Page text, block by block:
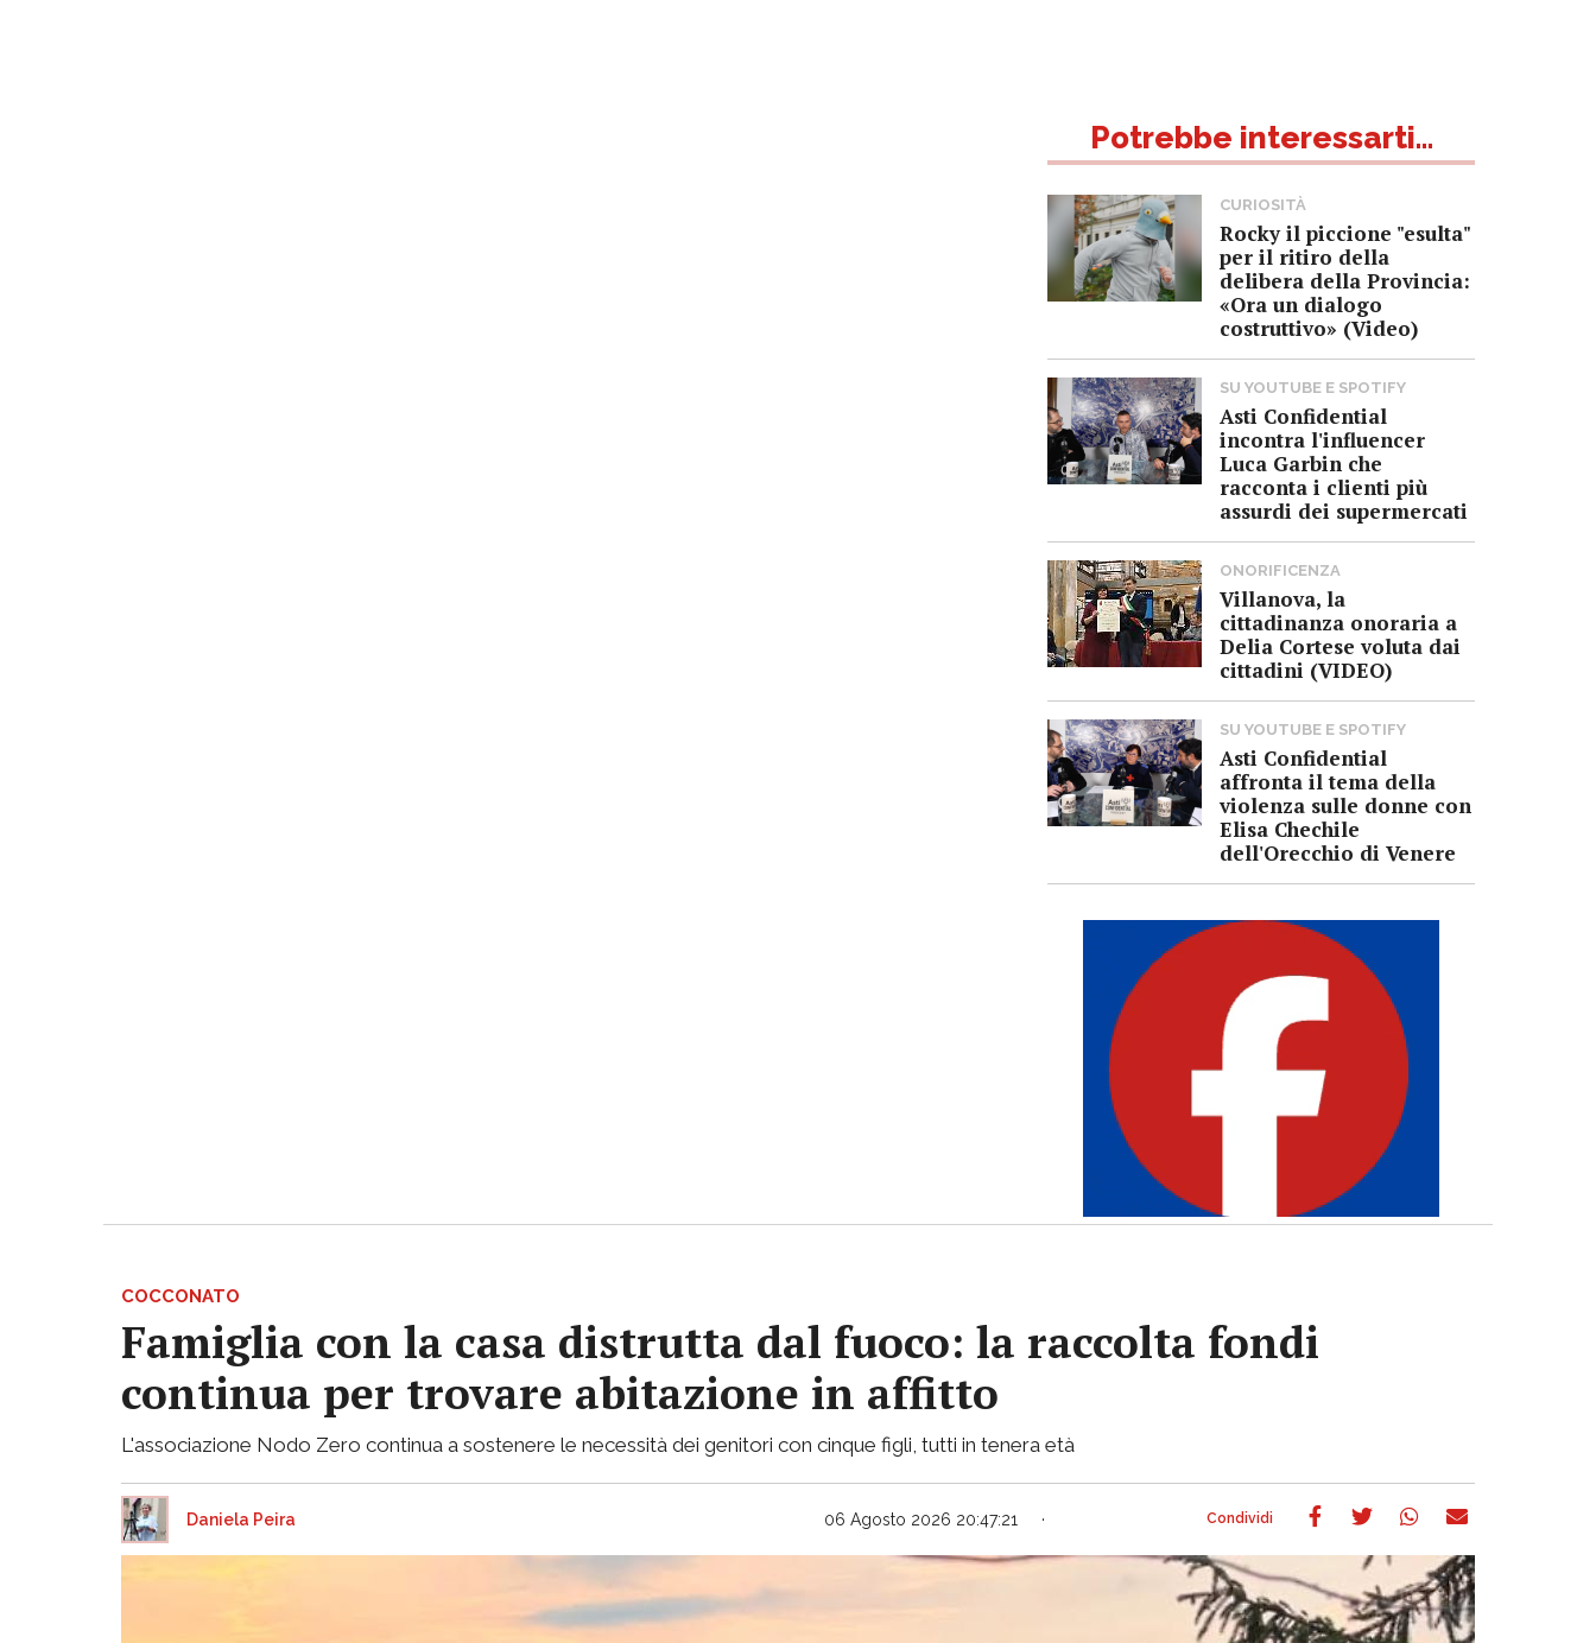
Potrebbe interessarti...
CURIOSITÀ
Rocky il piccione "esulta"
per il ritiro della
delibera della Provincia:
«Ora un dialogo
costruttivo» (Video)
SU YOUTUBE E SPOTIFY
Asti Confidential
incontra l'influencer
Luca Garbin che
racconta i clienti più
assurdi dei supermercati
ONORIFICENZA
Villanova, la
cittadinanza onoraria a
Delia Cortese voluta dai
cittadini (VIDEO)
SU YOUTUBE E SPOTIFY
Asti Confidential
affronta il tema della
violenza sulle donne con
Elisa Chechile
dell'Orecchio di Venere
COCCONATO
Famiglia con la casa distrutta dal fuoco: la raccolta fondi
continua per trovare abitazione in affitto
L'associazione Nodo Zero continua a sostenere le necessità dei genitori con cinque figli, tutti in tenera età
Daniela Peira 06 Agosto 2026 20:47:21